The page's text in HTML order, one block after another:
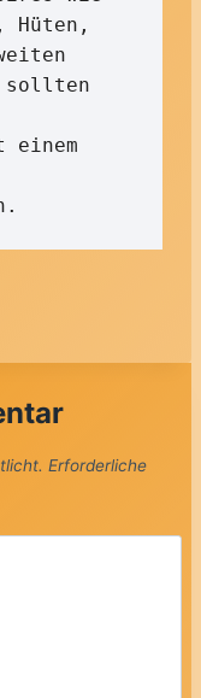
Hüten,
sollten
einem
Erforderliche